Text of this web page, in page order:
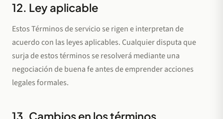
12. Ley aplicable
Estos Términos de servicio se rigen e interpretan de
acuerdo con las leyes aplicables. Cualquier disputa que
surja de estos términos se resolverá mediante una
negociación de buena fe antes de emprender acciones
legales formales.
13. Cambios en los términos